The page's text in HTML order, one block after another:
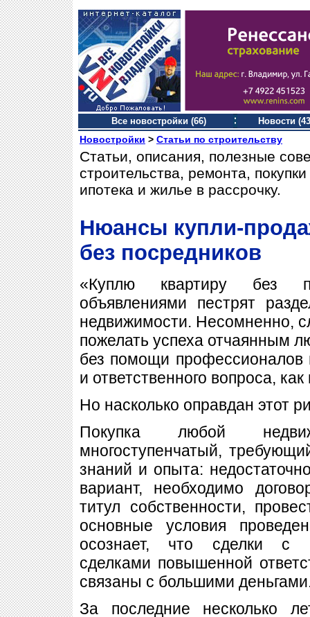
Все новостройки (66) Новости
Новостройки > Статьи по строительству
Статьи, описания, полезные
строительства, ремонта,
ипотека и жилье в рассрочку.
Нюансы купли-
без посредников
«Куплю квартиру без
объявлениями пестрят
недвижимости. Несомненно,
пожелать успеха отчаянным
без помощи профессионалов
и ответственного вопроса,
Но насколько оправдан этот
Покупка любой
многоступенчатый,
знаний и опыта:
вариант, необходимо
титул собственности,
основные условия
осознает, что сделки с
сделками повышенной
связаны с большими
За последние несколько